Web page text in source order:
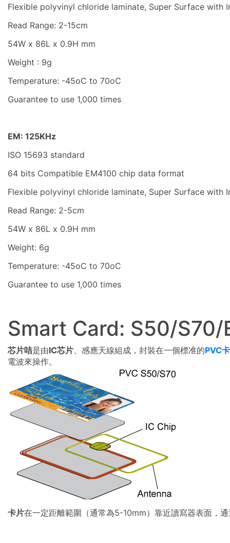
Flexible polyvinyl chloride laminate, Super Surface with
Read Range: 2-15cm
54W x 86L x 0.9H mm
Weight : 9g
Temperature: -45oC to 70oC
Guarantee to use 1,000 times
EM: 125KHz
ISO 15693 standard
64 bits Compatible EM4100 chip data format
Flexible polyvinyl chloride laminate, Super Surface with
Read Range: 2-5cm
54W x 86L x 0.9H mm
Weight: 6g
Temperature: -45oC to 70oC
Guarantee to use 1,000 times
Smart Card: S50/
芯片咭是由IC芯片、感應天線組成，封裝在一個標准的PVC卡
電波來操作。
卡片在一定距離範圍（通常為5-10mm）靠近讀寫器表面，